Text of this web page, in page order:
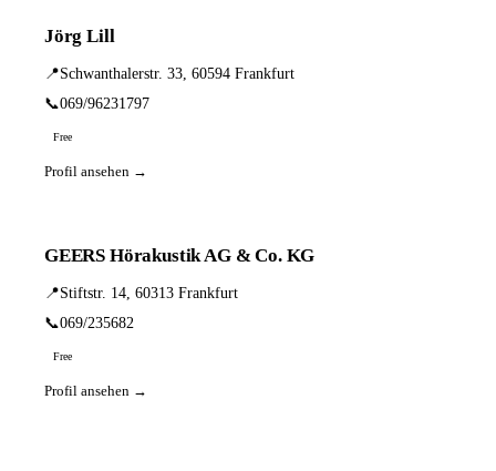
Jörg Lill
📍Schwanthalerstr. 33, 60594 Frankfurt
📞069/96231797
Free
Profil ansehen →
GEERS Hörakustik AG & Co. KG
📍Stiftstr. 14, 60313 Frankfurt
📞069/235682
Free
Profil ansehen →